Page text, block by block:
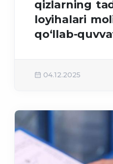
qizlarning
loyihalari
qo‘llab-
04.12.2025